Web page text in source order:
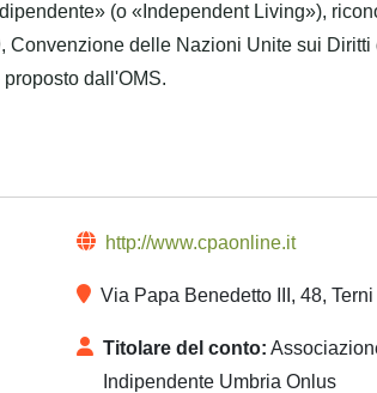
(o «Independent Living»),
Convenzione delle Nazioni Unite sui
dall'OMS.
http://www.cpaonline.it
Via Papa Benedetto III, 48, Terni
Titolare del conto:
Indipendente Umbria Onlus